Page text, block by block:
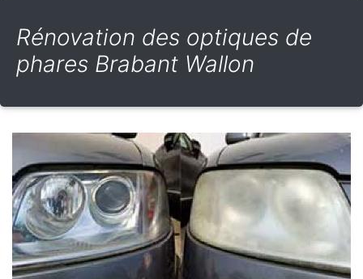
Rénovation des optiques de
phares Brabant Wallon